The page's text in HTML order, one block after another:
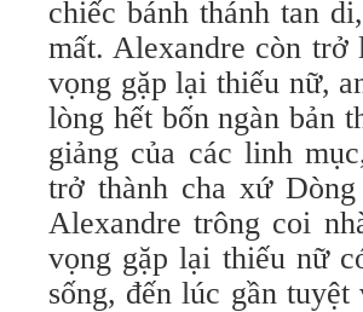
chiếc bánh thánh tan
mất. Alexandre còn
vọng gặp lại thiếu nữ,
lòng hết bốn ngàn bản
giảng của các linh
trở thành cha xứ
Alexandre trông coi
vọng gặp lại thiếu nữ
sống, đến lúc gần